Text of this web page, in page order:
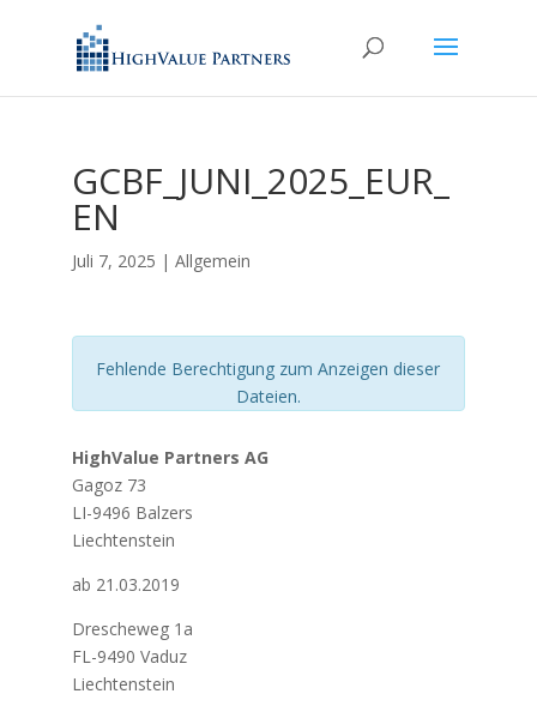
GCBF_JUNI_2025_EUR_
EN
Juli 7, 2025 | Allgemein
Fehlende Berechtigung zum Anzeigen dieser
Dateien.
HighValue Partners AG
Gagoz 73
LI-9496 Balzers
Liechtenstein
ab 21.03.2019
Drescheweg 1a
FL-9490 Vaduz
Liechtenstein